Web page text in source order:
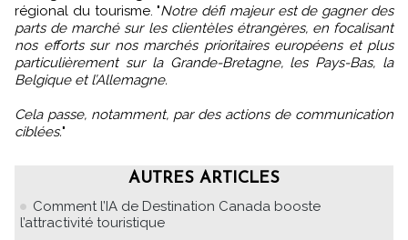
régional du tourisme. "Notre défi majeur est de gagner des
parts de marché sur les clientèles étrangères, en focalisant
nos efforts sur nos marchés prioritaires européens et plus
particulièrement sur la Grande-Bretagne, les Pays-Bas, la
Belgique et l’Allemagne.
Cela passe, notamment, par des actions de communication
ciblées."
AUTRES ARTICLES
Comment l’IA de Destination Canada booste
l’attractivité touristique